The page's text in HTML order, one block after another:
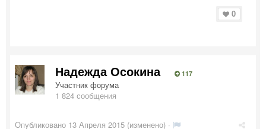
0
Надежда Осокина 117
Участник форума
1 824 сообщения
Опубликовано 13 Апреля 2015 (изменено) ·